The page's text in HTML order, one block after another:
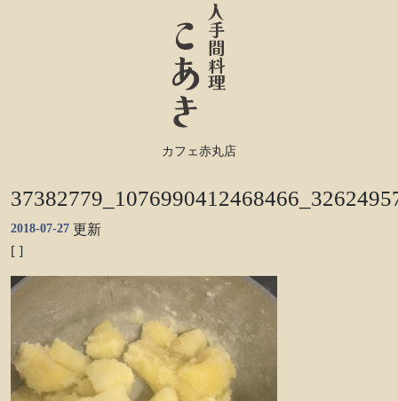
カフェ赤丸店
2018-07-27 更新
[ ]